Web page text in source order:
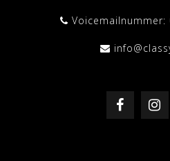
Voicemailnummer: